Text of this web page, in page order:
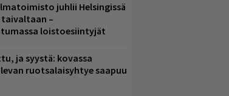
juhlii Helsingissä
–
loistoesiintyjät
ja syystä: kovassa
ruotsalaisyhtye saapuu